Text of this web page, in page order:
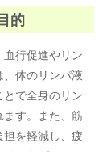
的
行促進やリン
体のリンパ液
で全身のリン
す。また、筋
を軽減し、疲